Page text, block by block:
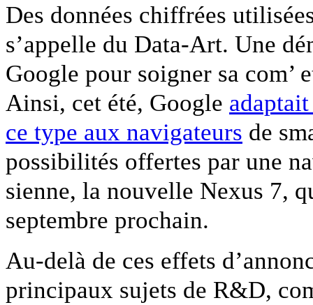
Des données chiffrées
s’appelle du Data-Art. Une
Google pour soigner sa com’
Ainsi, cet été, Google
ce type aux navigateurs de
possibilités offertes par une
sienne, la nouvelle Nexus 7,
septembre prochain.
Au-delà de ces effets
principaux sujets de R&D,